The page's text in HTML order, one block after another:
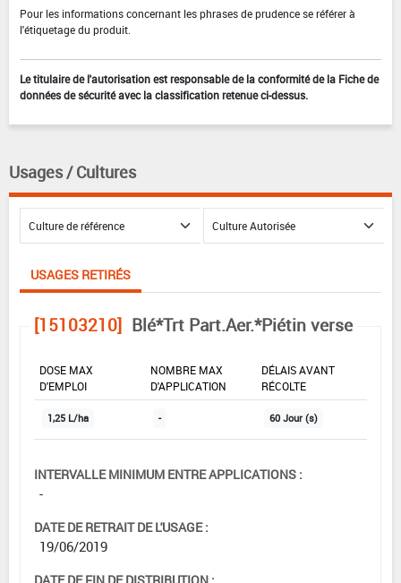
Pour les informations concernant les phrases de prudence se référer à
l'étiquetage du produit.
Le titulaire de l'autorisation est responsable de la conformité de la Fiche de
données de sécurité avec la classification retenue ci-dessus.
Usages / Cultures
USAGES RETIRÉS
[15103210] Blé*Trt Part.Aer.*Piétin verse
DOSE MAX
D'EMPLOI
NOMBRE MAX
D'APPLICATION
DÉLAIS AVANT
RÉCOLTE
1,25 L/ha - 60 Jour (s)
INTERVALLE MINIMUM ENTRE APPLICATIONS :
-
DATE DE RETRAIT DE L'USAGE :
19/06/2019
DATE DE FIN DE DISTRIBUTION :